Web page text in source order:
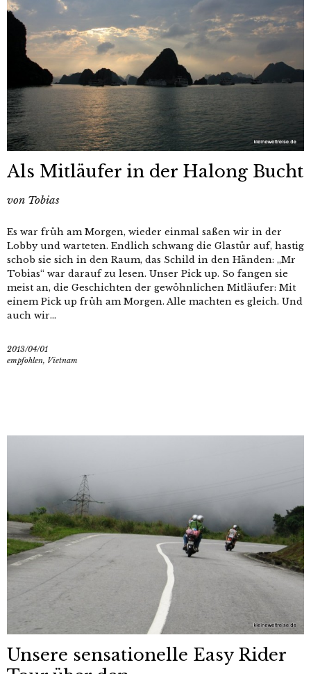
Als Mitläufer in der Halong Bucht
von Tobias
Es war früh am Morgen, wieder einmal saßen wir in der
Lobby und warteten. Endlich schwang die Glastür auf, hastig
schob sie sich in den Raum, das Schild in den Händen: „Mr
Tobias“ war darauf zu lesen. Unser Pick up. So fangen sie
meist an, die Geschichten der gewöhnlichen Mitläufer: Mit
einem Pick up früh am Morgen. Alle machten es gleich. Und
auch wir...
2013/04/01
empfohlen, Vietnam
Unsere sensationelle Easy Rider